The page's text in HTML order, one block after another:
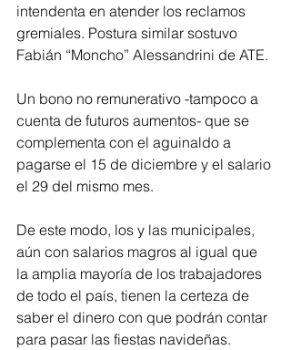
intendenta en atender los reclamos
gremiales. Postura similar sostuvo
Fabián “Moncho” Alessandrini de ATE.
Un bono no remunerativo -tampoco a
cuenta de futuros aumentos- que se
complementa con el aguinaldo a
pagarse el 15 de diciembre y el salario
el 29 del mismo mes.
De este modo, los y las municipales,
aún con salarios magros al igual que
la amplia mayoría de los trabajadores
de todo el país, tienen la certeza de
saber el dinero con que podrán contar
para pasar las fiestas navideñas.